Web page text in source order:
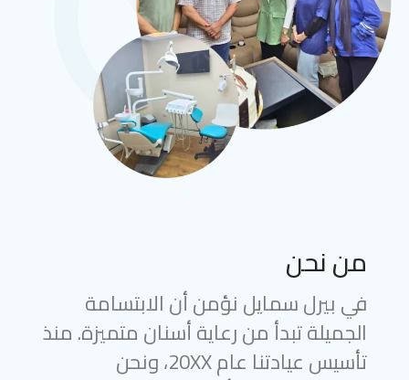
من نحن
في بيرل سمايل نؤمن أن الابتسامة
الجميلة تبدأ من رعاية أسنان متميزة. منذ
تأسيس عيادتنا عام 20XX، ونحن